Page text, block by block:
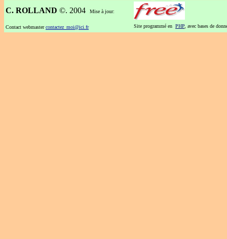
C. ROLLAND ©. 2004 Mise à jour:
Contact webmastercontactez_moi@ici.fr Site programmé en PHP , avec bases de